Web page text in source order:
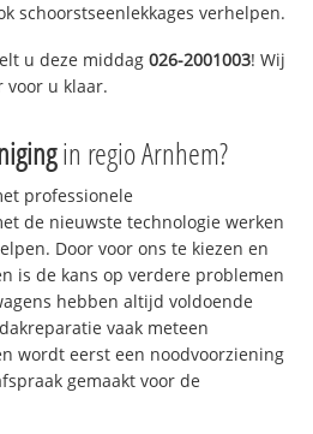
schoorstseenlekkages verhelpen.
u deze middag026-2001003! Wij
voor u klaar.
in regio Arnhem?
professionele
de nieuwste technologie werken
Door voor ons te kiezen en
is de kans op verdere problemen
hebben altijd voldoende
vaak meteen
wordt eerst een noodvoorziening
gemaakt voor de